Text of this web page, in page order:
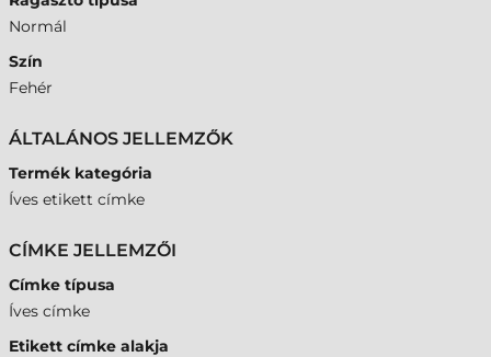
Normál
Szín
Fehér
ÁLTALÁNOS JELLEMZŐK
Termék kategória
Íves etikett címke
CÍMKE JELLEMZŐI
Címke típusa
Íves címke
Etikett címke alakja